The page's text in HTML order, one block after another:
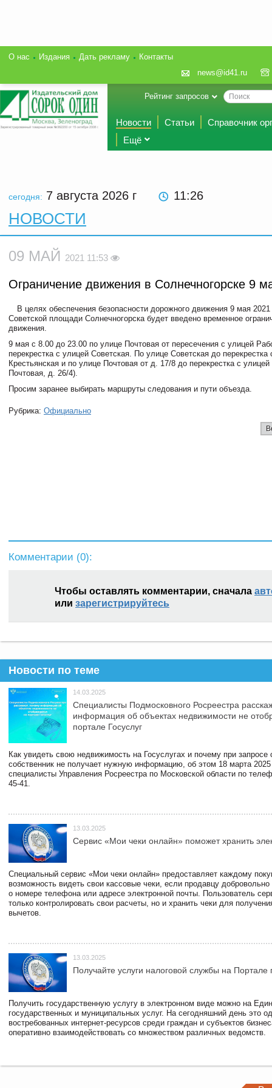
О нас Издания Дать рекламу
Контакты
news@id41.ru
Рейтинг запросов
Новости Статьи
Справочник
Ещё
сегодня: 7 августа 2026 г 11:26
НОВОСТИ
09 МАЙ 2021 11:53
Ограничение движения в Солнечногорске 9
В целях обеспечения безопасности дорожного движения 9 мая 2021
Советской площади Солнечногорска будет введено временное
движения.
9 мая с 8.00 до 23.00 по улице Почтовая от пересечения с улицей
перекрестка с улицей Советская. По улице Советская до перекрестка
Крестьянская и по улице Почтовая от д. 17/8 до перекрестка с
Почтовая, д. 26/4).
Просим заранее выбирать маршруты следования и пути объезда.
Рубрика: Официально
Комментарии (0):
Чтобы оставлять комментарии, сначала
или зарегистрируйтесь
Новости по теме
14.03.2025
Специалисты Подмосковного Росреестра
информация об объектах недвижимости не
портале Госуслуг
Как увидеть свою недвижимость на Госуслугах и почему при запросе
собственник не получает нужную информацию, об этом 18 марта 2025
специалисты Управления Росреестра по Московской области по
45-41.
13.03.2025
Сервис «Мои чеки онлайн» поможет хранить
Специальный сервис «Мои чеки онлайн» предоставляет каждому
возможность видеть свои кассовые чеки, если продавцу
о номере телефона или адресе электронной почты. Пользователь
только контролировать свои расчеты, но и хранить чеки для
вычетов.
13.03.2025
Получайте услуги налоговой службы на Портале
Получить государственную услугу в электронном виде можно на
государственных и муниципальных услуг. На сегодняшний день это
востребованных интернет-ресурсов среди граждан и субъектов
оперативно взаимодействовать со множеством различных ведомств.